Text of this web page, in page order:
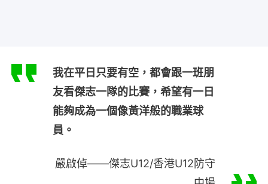
我在平日只要有空，都會跟一班朋
友看傑志一隊的比賽，希望有一日
能夠成為一個像黃洋般的職業球
員。
嚴啟倬——傑志U12/香港U12防守